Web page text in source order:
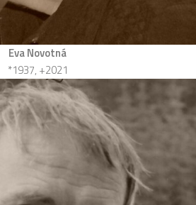
Eva Novotná
*1937, +2021